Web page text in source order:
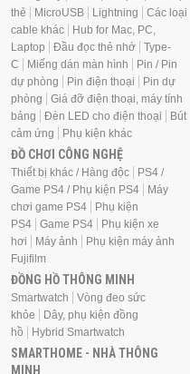
thẻ
MicroUSB Lightning
Các loại
cable khác
Hub for Mac, PC,
Laptop
Đầu đọc thẻ nhớ
Type-
C
Miếng dán màn hình
Pin / Pin
dự phòng
Pin điện thoại
Pin dự
phòng
Giá đỡ điện thoại, máy tính
bảng
Đèn LED cho điện thoại
Bút
cảm ứng
Phụ kiện khác
ĐỒ CHƠI CÔNG NGHỆ
Thiết bị khác / Hàng độc
PS4 /
Game PS4 / Phụ kiện PS4
Máy
chơi game PS4
Phụ kiện
PS4
Game PS4
Phụ kiện xe
hơi
Máy ảnh
Phụ kiện máy ảnh
Fujifilm
ĐỒNG HỒ THÔNG MINH
Smartwatch
Vòng đeo sức
khỏe
Dây, phụ kiện đồng
hồ
Hybrid Smartwatch
SMARTHOME - NHÀ THÔNG
MINH